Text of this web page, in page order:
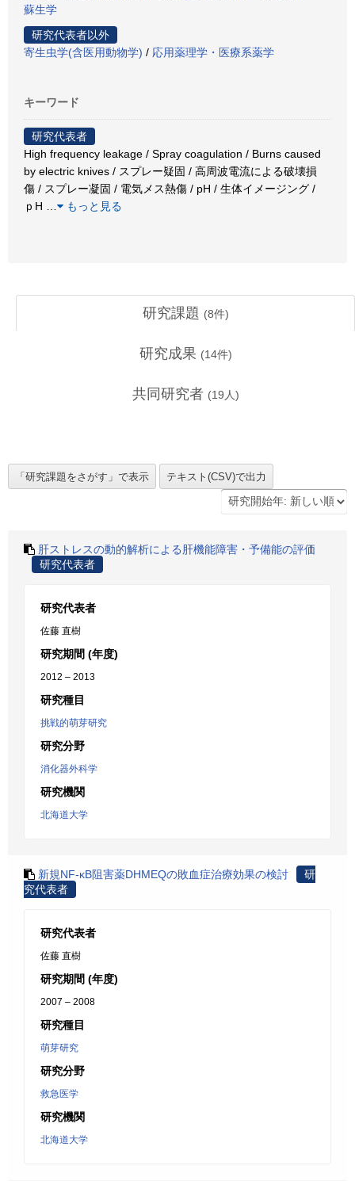
蘇生学
研究代表者以外
寄生虫学(含医用動物学) / 応用薬理学・医療系薬学
キーワード
研究代表者
High frequency leakage / Spray coagulation / Burns caused
by electric knives / スプレー疑固 / 高周波電流による破壊損
傷 / スプレー凝固 / 電気メス熱傷 / pH / 生体イメージング /
ｐH
もっと見る
研究課題 (8件)
研究成果 (14件)
共同研究者 (19 人)
肝ストレスの動的解析による肝機能障害・予備能の評価
研究代表者
研究代表者
佐藤 直樹
研究期間 (年度)
2012 – 2013
研究種目
挑戦的萌芽研究
研究分野
消化器外科学
研究機関
北海道大学
新規NF-κB阻害薬DHMEQの敗血症治療効果の検討
研
究代表者
研究代表者
佐藤 直樹
研究期間 (年度)
2007 – 2008
研究種目
萌芽研究
研究分野
救急医学
研究機関
北海道大学